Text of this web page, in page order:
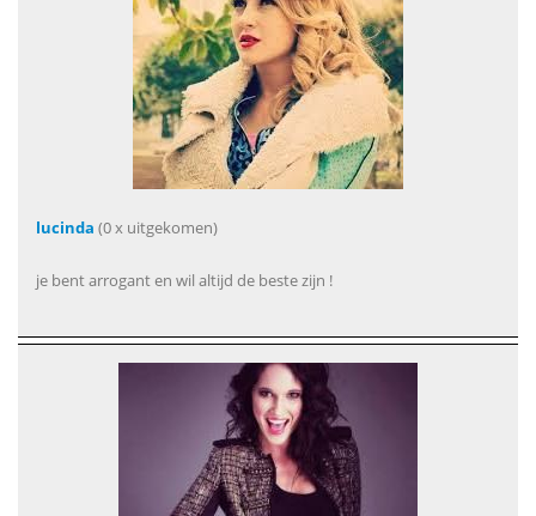
lucinda (0 x uitgekomen)
je bent arrogant en wil altijd de beste zijn !